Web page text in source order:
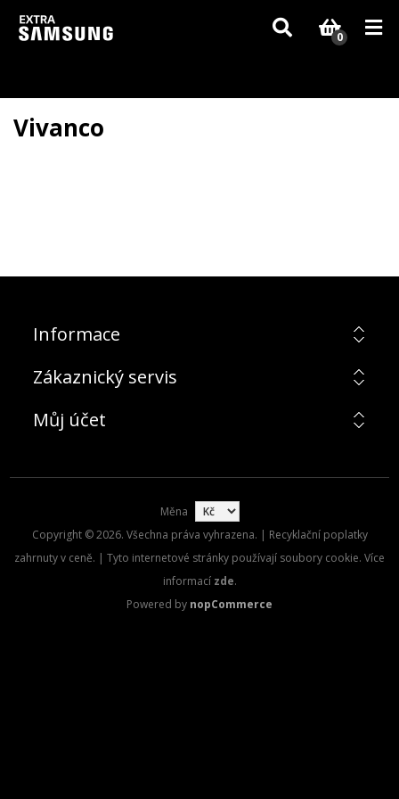
Vzhledem k aktuální situaci se může dodání dílů, které nejsou skladem,
zpozdit. Děkujeme za pochopení.
0
Vivanco
Informace
Zákaznický servis
Můj účet
Měna
Copyright © 2026. Všechna práva vyhrazena. | Recyklační poplatky
zahrnuty v ceně. | Tyto internetové stránky používají soubory cookie. Více
informací zde.
Powered by nopCommerce